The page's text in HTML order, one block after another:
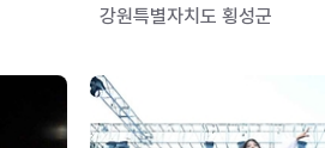
강원특별자치도 횡성군